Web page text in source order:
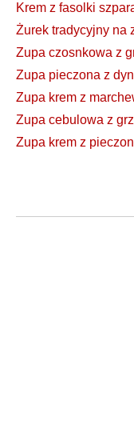
Krem z fasolki
Żurek tradycyjny na
Zupa czosnkowa z
Zupa pieczona z
Zupa krem z
Zupa cebulowa z
Zupa krem z